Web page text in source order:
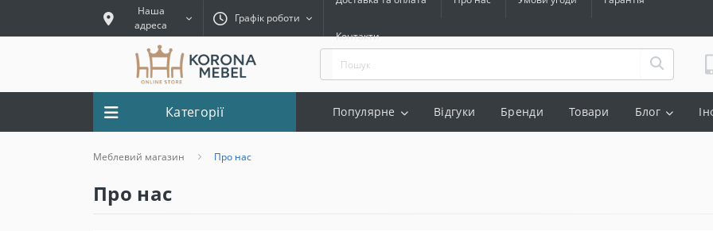
Наша
адреса
Графік роботи
Контакти
Категорії Популярне Відгуки Бренди Товари Блог
Меблевий магазин Про нас
Про нас